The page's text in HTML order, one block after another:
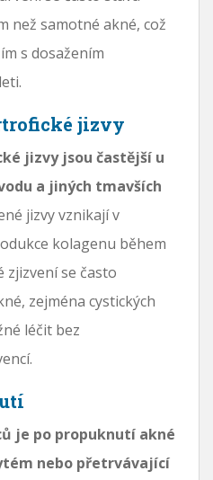
než samotné akné, což
s dosažením
jizvy
jizvy jsou častější u
a jiných tmavších
jizvy vznikají v
kolagenu během
zjizvení se často
zejména cystických
léčit bez
je po propuknutí akné
nebo přetrvávající